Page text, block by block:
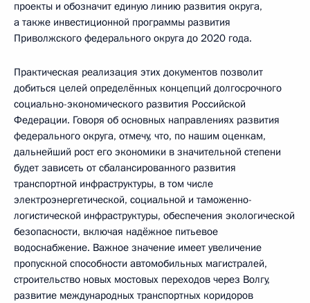
проекты и обозначит единую линию развития округа,
а также инвестиционной программы развития
Приволжского федерального округа до 2020 года.
Практическая реализация этих документов позволит
добиться целей определённых концепций долгосрочного
социально-экономического развития Российской
Федерации. Говоря об основных направлениях развития
федерального округа, отмечу, что, по нашим оценкам,
дальнейший рост его экономики в значительной степени
будет зависеть от сбалансированного развития
транспортной инфраструктуры, в том числе
электроэнергетической, социальной и таможенно-
логистической инфраструктуры, обеспечения экологической
безопасности, включая надёжное питьевое
водоснабжение. Важное значение имеет увеличение
пропускной способности автомобильных магистралей,
строительство новых мостовых переходов через Волгу,
развитие международных транспортных коридоров